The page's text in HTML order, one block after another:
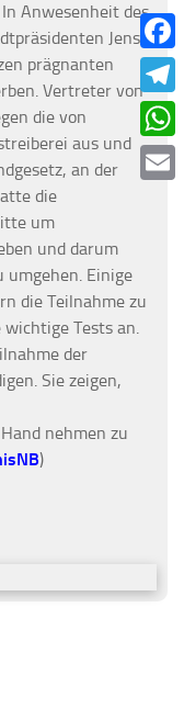
Anwesenheit des
Jens
prägnanten
Vertreter von
die von
aus und
an der
die
um
und darum
umgehen. Einige
die Teilnahme zu
Tests an.
der
Sie zeigen,
nehmen zu
)